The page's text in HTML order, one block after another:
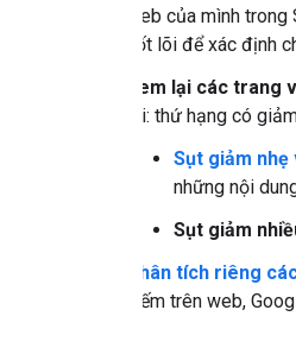
web của mình
cốt lõi để xác định
Xem lại các trang
lõi: thứ hạng có
Sụt giảm
những nội
Sụt giảm
Phân tích riêng
kiếm trên web,